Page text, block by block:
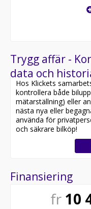
Trygg affär -
data och
Hos Klickets
kontrollera både
mätarställning) eller
nästa nya eller
använda för
och säkrare bilköp!
Finansiering
fr 10